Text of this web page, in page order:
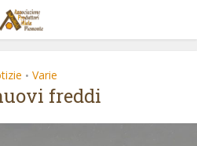
• Varie
freddi